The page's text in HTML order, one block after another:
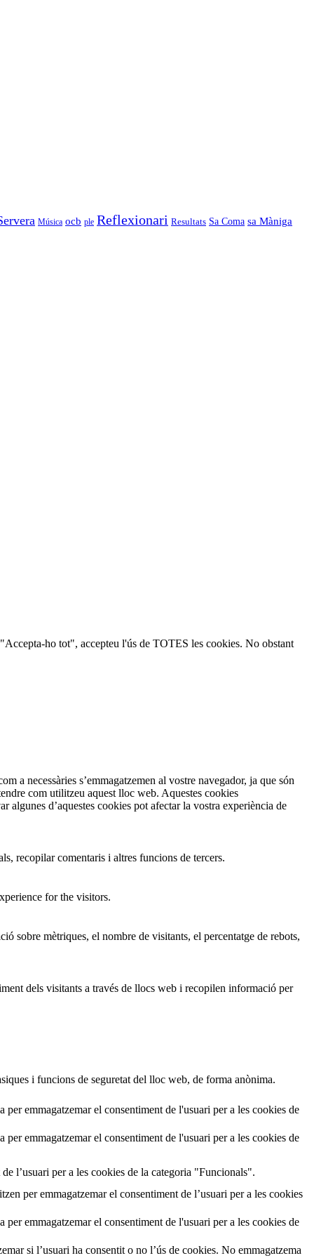
Música ocb ple Reflexionari Resultats Sa Coma sa Màniga
ho tot", accepteu l'ús de TOTES les cookies. No obstant
a necessàries s’emmagatzemen al vostre navegador, ja que són
com utilitzeu aquest lloc web. Aquestes cookies
algunes d’aquestes cookies pot afectar la vostra experiència de
recopilar comentaris i altres funcions de tercers.
for the visitors.
sobre mètriques, el nombre de visitants, el percentatge de rebots,
dels visitants a través de llocs web i recopilen informació per
i funcions de seguretat del lloc web, de forma anònima.
emmagatzemar el consentiment de l'usuari per a les cookies de
emmagatzemar el consentiment de l'usuari per a les cookies de
l’usuari per a les cookies de la categoria "Funcionals".
per emmagatzemar el consentiment de l’usuari per a les cookies
emmagatzemar el consentiment de l'usuari per a les cookies de
si l’usuari ha consentit o no l’ús de cookies. No emmagatzema